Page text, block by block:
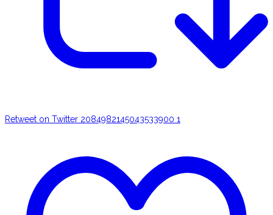
Retweet on Twitter 2084982145043533900 1